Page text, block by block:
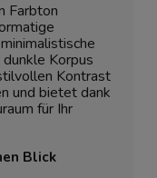
Farbton
Korpus
Kontrast
und bietet dank
für Ihr
Blick